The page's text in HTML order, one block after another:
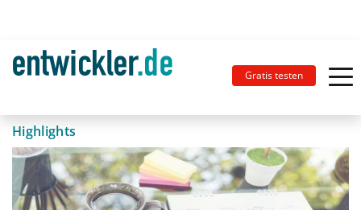
Gratis testen
Highlights